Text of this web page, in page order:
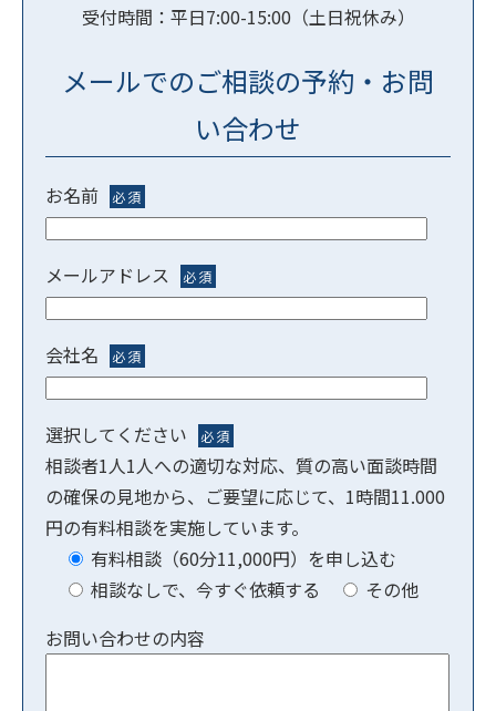
受付時間：平日7:00-15:00（土日祝休み）
メールでのご相談の予約・お問
い合わせ
お名前 必須
メールアドレス 必須
会社名 必須
選択してください 必須
相談者1人1人への適切な対応、質の高い面談時間
の確保の見地から、ご要望に応じて、1時間11.000
円の有料相談を実施しています。
有料相談（60分11,000円）を申し込む
相談なしで、今すぐ依頼する
その他
お問い合わせの内容